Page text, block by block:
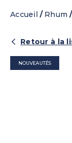
Accueil / Rhum
Retour à la
NOUVEAUTÉS